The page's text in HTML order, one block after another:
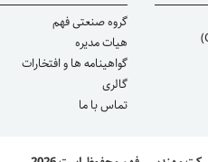
گروه صنعتی فهم
هیات مدیره
گواهینامه ها و افتخارات
گالری
تماس با ما